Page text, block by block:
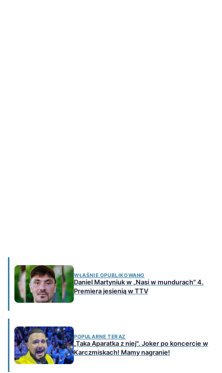
WŁAŚNIE OPUBLIKOWANO
Daniel Martyniuk w „Nasi w mundurach" 4.
Premiera jesienią w TTV
POPULARNE TERAZ
„Taka Aparatka z niej". Joker po koncercie w
Karczmiskach! Mamy nagranie!